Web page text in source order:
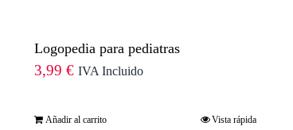
Logopedia para pediatras
3,99 € IVA Incluido
Añadir al carrito Vista rápida